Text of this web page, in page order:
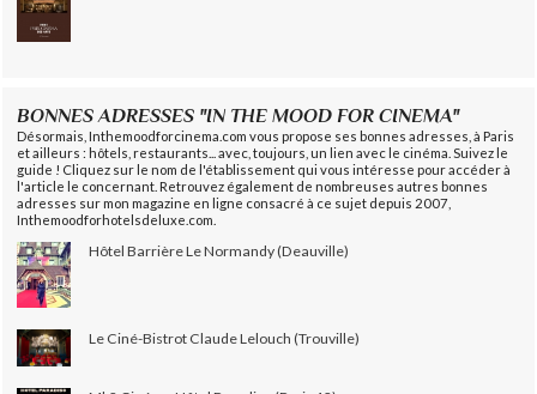
BONNES ADRESSES "IN THE MOOD FOR CINEMA"
Désormais, Inthemoodforcinema.com vous propose ses bonnes adresses, à Paris
et ailleurs : hôtels, restaurants... avec, toujours, un lien avec le cinéma. Suivez le
guide ! Cliquez sur le nom de l'établissement qui vous intéresse pour accéder à
l'article le concernant. Retrouvez également de nombreuses autres bonnes
adresses sur mon magazine en ligne consacré à ce sujet depuis 2007,
Inthemoodforhotelsdeluxe.com.
Hôtel Barrière Le Normandy (Deauville)
Le Ciné-Bistrot Claude Lelouch (Trouville)